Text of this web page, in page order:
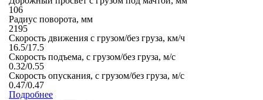
106
Радиус поворота, мм
2195
Скорость движения с грузом/без груза, км/ч
16.5/17.5
Скорость подъема, с грузом/без груза, м/с
0.32/0.55
Скорость опускания, с грузом/без груза, м/с
0.47/0.47
Подробнее